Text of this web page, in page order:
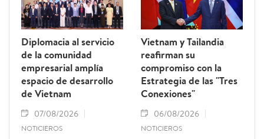
Diplomacia al servicio
de la comunidad
empresarial amplía
espacio de desarrollo
de Vietnam
07/08/2026
NOTICIEROS
Vietnam y Tailandia
reafirman su
compromiso con la
Estrategia de las "Tres
Conexiones"
06/08/2026
NOTICIEROS